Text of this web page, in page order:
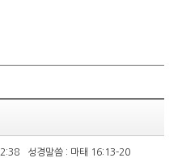
성경말씀 : 마태 16:13-20